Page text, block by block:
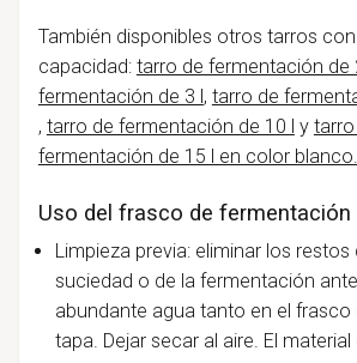
También disponibles otros tarros
capacidad: tarro de fermentación de
fermentación de 3 l, tarro de
, tarro de fermentación de 10 l y
fermentación de 15 l en color blanco.
Uso del frasco de
Limpieza previa: eliminar los restos
suciedad o de la fermentación
abundante agua tanto en el
tapa. Dejar secar al aire. El